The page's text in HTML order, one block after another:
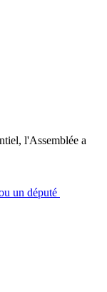
l'Assemblée a
un député